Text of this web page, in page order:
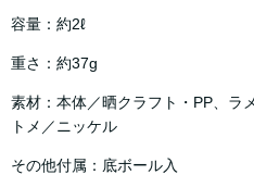
容量：約2ℓ
重さ：約37g
素材：本体／晒クラフト・PP、ラ
トメ／ニッケル
その他付属：底ボール入